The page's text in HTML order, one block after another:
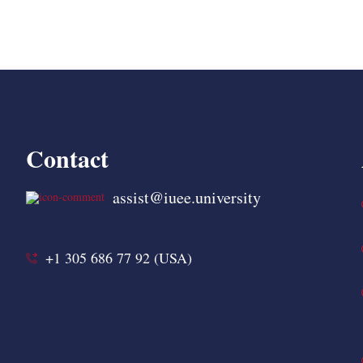
Contact
assist@iuee.university
+1 305 686 77 92 (USA)